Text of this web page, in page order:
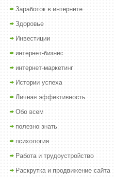
Заработок в интернете
Здоровье
Инвестиции
интернет-бизнес
интернет-маркетинг
Истории успеха
Личная эффективность
Обо всем
полезно знать
психология
Работа и трудоустройство
Раскрутка и продвижение сайта